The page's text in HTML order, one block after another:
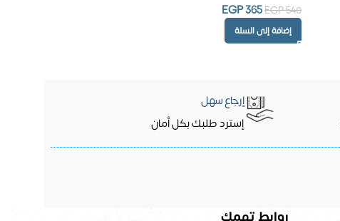
EGP540
EGP365
إضافة إلى السلة
إرجاع سهل
إسترد طلبك بكل أمان
روابط تهمك